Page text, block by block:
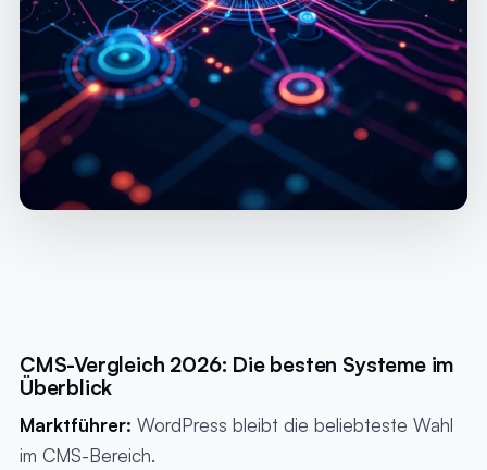
CMS-Vergleich 2026: Die besten Systeme im
Überblick
Marktführer: WordPress bleibt die beliebteste Wahl
im CMS-Bereich.